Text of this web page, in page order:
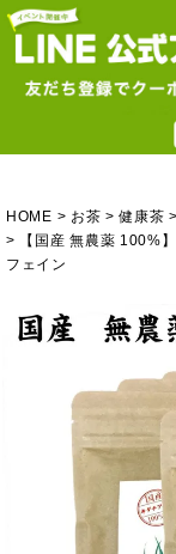
HOME お茶 健康茶
【国産 無農薬 100%
フェイン